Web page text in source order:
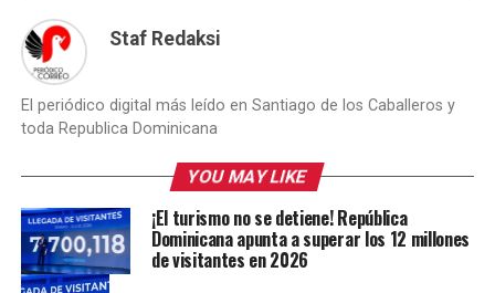
Staf Redaksi
El periódico digital más leído en Santiago de los Caballeros y
toda Republica Dominicana
YOU MAY LIKE
¡El turismo no se detiene! República
Dominicana apunta a superar los 12 millones
de visitantes en 2026